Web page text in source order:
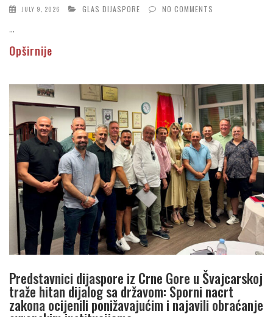
JULY 9, 2026 GLAS DIJASPORE NO COMMENTS
...
Opširnije
Predstavnici dijaspore iz Crne Gore u Švajcarskoj
traže hitan dijalog sa državom: Sporni nacrt
zakona ocijenili ponižavajućim i najavili obraćanje